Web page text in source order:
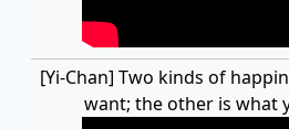
[Yi-Chan] Two kinds of
want; the other is what